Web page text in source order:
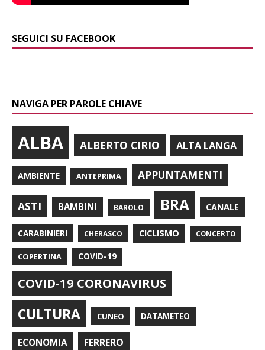
SEGUICI SU FACEBOOK
NAVIGA PER PAROLE CHIAVE
ALBA ALBERTO CIRIO ALTA LANGA
AMBIENTE ANTEPRIMA APPUNTAMENTI
ASTI BAMBINI BAROLO BRA CANALE
CARABINIERI CHERASCO CICLISMO CONCERTO
COPERTINA COVID-19
COVID-19 CORONAVIRUS
CULTURA CUNEO DATAMETEO
ECONOMIA FERRERO